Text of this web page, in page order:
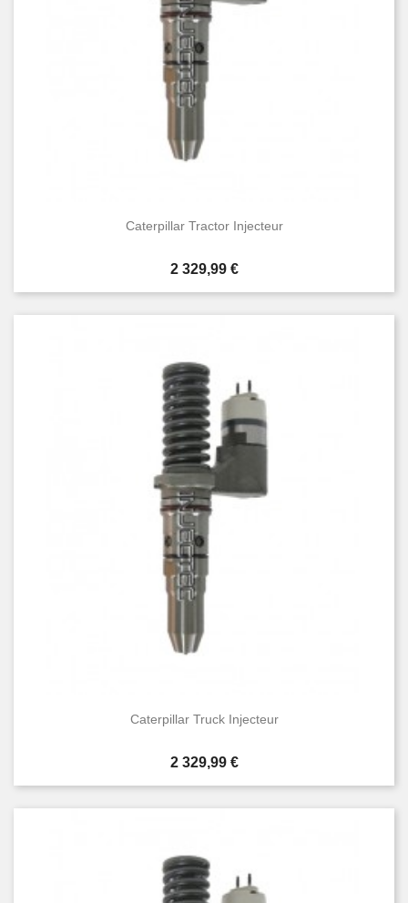
Caterpillar Tractor Injecteur
Prix
2 329,99 €
Caterpillar Truck Injecteur
Prix
2 329,99 €